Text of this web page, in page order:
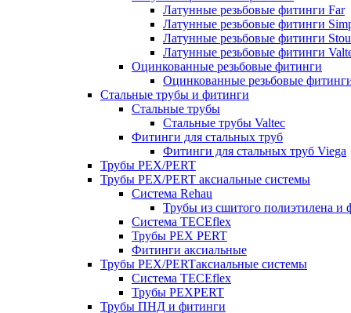
Латунные резьбовые фитинги Far
Латунные резьбовые фитинги
Латунные резьбовые фитинги
Латунные резьбовые фитинги
Оцинкованные резьбовые фитинги
Оцинкованные резьбовые
Стальные трубы и фитинги
Стальные трубы
Стальные трубы Valtec
Фитинги для стальных труб
Фитинги для стальных труб Viega
Трубы PEX/PERT
Трубы PEX/PERT аксиальные системы
Система Rehau
Трубы из сшитого полиэтилена и
Система TECEflex
Трубы PEX PERT
Фитинги аксиальные
Трубы PEX/PERTаксиальные системы
Система TECEflex
Трубы PEXPERT
Трубы ПНД и фитинги